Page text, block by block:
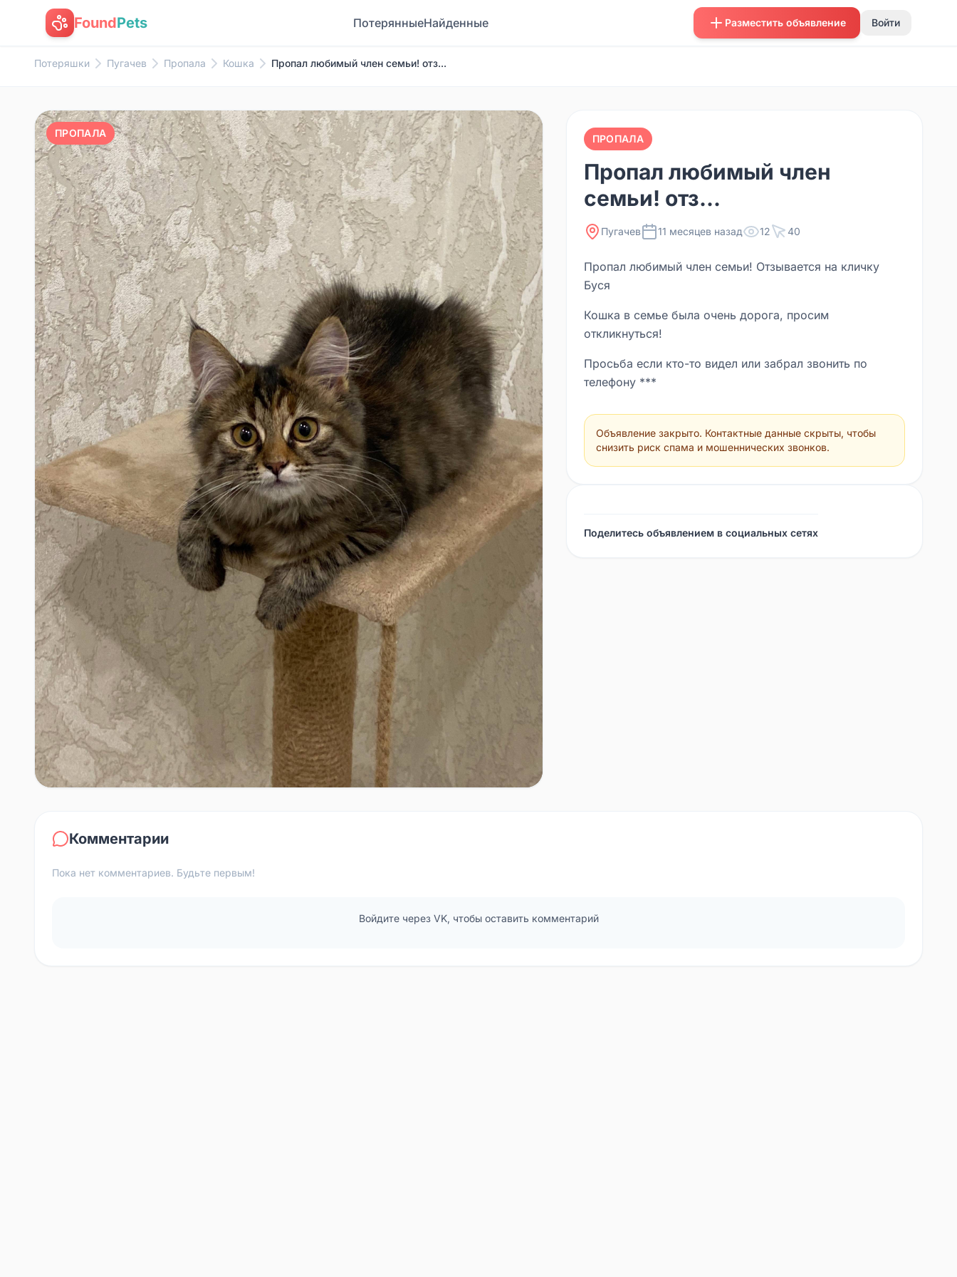
FoundPets ПотерянныеНайденные Разместить объявление Войти
Потеряшки Пугачев Пропала Кошка Пропал любимый член семьи! отз...
ПРОПАЛА ПРОПАЛА
Пропал любимый член
семьи! отз...
Пугачев 11 месяцев назад 12 40
Пропал любимый член семьи! Отзывается на кличку
Буся
Кошка в семье была очень дорога, просим
откликнуться!
Просьба если кто-то видел или забрал звонить по
телефону ***
Объявление закрыто. Контактные данные скрыты, чтобы
снизить риск спама и мошеннических звонков.
Поделитесь объявлением в социальных сетях
Комментарии
Пока нет комментариев. Будьте первым!
Войдите через VK, чтобы оставить комментарий